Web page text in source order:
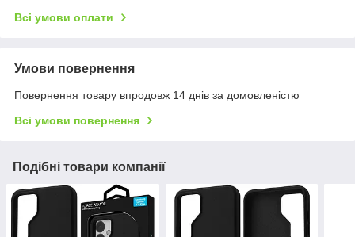
Всі умови оплати
Умови повернення
Повернення товару впродовж 14 днів за домовленістю
Всі умови повернення
Подібні товари компанії